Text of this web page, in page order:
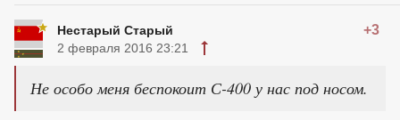
Нестарый Старый +3
2 февраля 2016 23:21
Не особо меня беспокоит С-400 у нас под носом.